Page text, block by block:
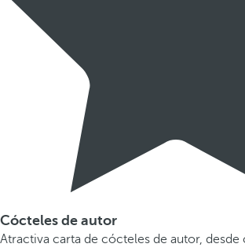
Cócteles de autor
Atractiva carta de cócteles de autor, desde